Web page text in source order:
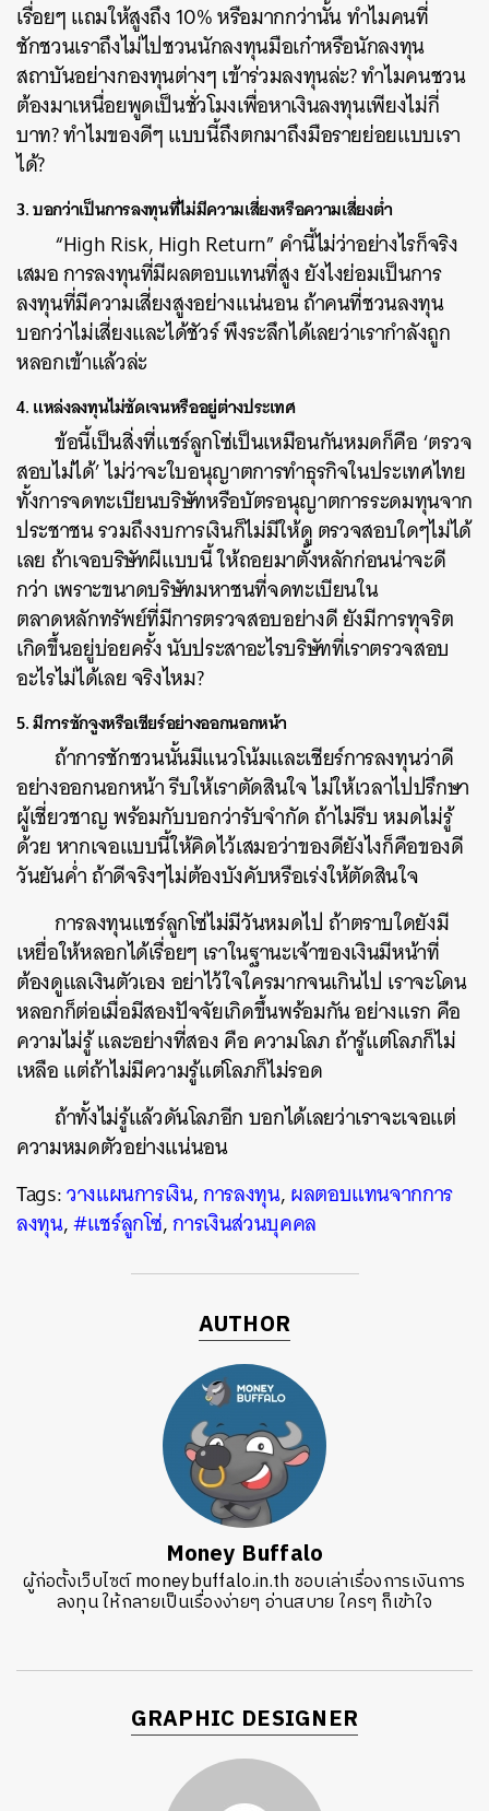
เรื่อยๆ แถมให้สูงถึง 10% หรือมากกว่านั้น ทำไมคนที่
ชักชวนเราถึงไม่ไปชวนนักลงทุนมือเก๋าหรือนักลงทุน
สถาบันอย่างกองทุนต่างๆ เข้าร่วมลงทุนล่ะ? ทำไมคนชวน
ต้องมาเหนื่อยพูดเป็นชั่วโมงเพื่อหาเงินลงทุนเพียงไม่กี่
บาท? ทำไมของดีๆ แบบนี้ถึงตกมาถึงมือรายย่อยแบบเรา
ได้?
3. บอกว่าเป็นการลงทุนที่ไม่มีความเสี่ยงหรือความเสี่ยงต่ำ
“High Risk, High Return” คำนี้ไม่ว่าอย่างไรก็จริง
เสมอ การลงทุนที่มีผลตอบแทนที่สูง ยังไงย่อมเป็นการ
ลงทุนที่มีความเสี่ยงสูงอย่างแน่นอน ถ้าคนที่ชวนลงทุน
บอกว่าไม่เสี่ยงและได้ชัวร์ พึงระลึกได้เลยว่าเรากำลังถูก
หลอกเข้าแล้วล่ะ
4. แหล่งลงทุนไม่ชัดเจนหรืออยู่ต่างประเทศ
ข้อนี้เป็นสิ่งที่แชร์ลูกโซ่เป็นเหมือนกันหมดก็คือ ‘ตรวจ
สอบไม่ได้’ ไม่ว่าจะใบอนุญาตการทำธุรกิจในประเทศไทย
ทั้งการจดทะเบียนบริษัทหรือบัตรอนุญาตการระดมทุนจาก
ประชาชน รวมถึงงบการเงินก็ไม่มีให้ดู ตรวจสอบใดๆไม่ได้
เลย ถ้าเจอบริษัทผีแบบนี้ ให้ถอยมาตั้งหลักก่อนน่าจะดี
กว่า เพราะขนาดบริษัทมหาชนที่จดทะเบียนใน
ตลาดหลักทรัพย์ที่มีการตรวจสอบอย่างดี ยังมีการทุจริต
เกิดขึ้นอยู่บ่อยครั้ง นับประสาอะไรบริษัทที่เราตรวจสอบ
อะไรไม่ได้เลย จริงไหม?
5. มีการชักจูงหรือเชียร์อย่างออกนอกหน้า
ถ้าการชักชวนนั้นมีแนวโน้มและเชียร์การลงทุนว่าดี
อย่างออกนอกหน้า รีบให้เราตัดสินใจ ไม่ให้เวลาไปปรึกษา
ผู้เชี่ยวชาญ พร้อมกับบอกว่ารับจำกัด ถ้าไม่รีบ หมดไม่รู้
ด้วย หากเจอแบบนี้ให้คิดไว้เสมอว่าของดียังไงก็คือของดี
วันยันค่ำ ถ้าดีจริงๆไม่ต้องบังคับหรือเร่งให้ตัดสินใจ
การลงทุนแชร์ลูกโซ่ไม่มีวันหมดไป ถ้าตราบใดยังมี
เหยื่อให้หลอกได้เรื่อยๆ เราในฐานะเจ้าของเงินมีหน้าที่
ต้องดูแลเงินตัวเอง อย่าไว้ใจใครมากจนเกินไป เราจะโดน
หลอกก็ต่อเมื่อมีสองปัจจัยเกิดขึ้นพร้อมกัน อย่างแรก คือ
ความไม่รู้ และอย่างที่สอง คือ ความโลภ ถ้ารู้แต่โลภก็ไม่
เหลือ แต่ถ้าไม่มีความรู้แต่โลภก็ไม่รอด
ถ้าทั้งไม่รู้แล้วดันโลภอีก บอกได้เลยว่าเราจะเจอแต่
ความหมดตัวอย่างแน่นอน
Tags:วางแผนการเงิน,การลงทุน,ผลตอบแทนจากการ
ลงทุน,#แชร์ลูกโซ่,การเงินส่วนบุคคล
AUTHOR
Money Buffalo
ผู้ก่อตั้งเว็บไซต์ moneybuffalo.in.th ชอบเล่าเรื่องการเงินการ
ลงทุน ให้กลายเป็นเรื่องง่ายๆ อ่านสบาย ใครๆ ก็เข้าใจ
GRAPHIC DESIGNER
SHARE TWEET LINE EMAIL